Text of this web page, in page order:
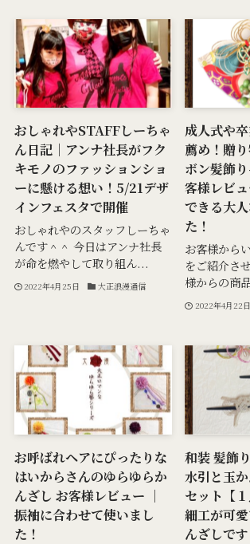
おしゃれやSTAFFしーちゃ
ん日記｜アンナ社長がフク
キモノのファッションショ
ーに懸ける想い！5/21デザ
インフェスタで開催
おしゃれやのスタッフしーちゃ
んです＾＾ 今日はアンナ社長
が命を燃やして取り組ん...
2022年4月25日 大正浪漫通信
成人式や
薦め！贈
ボン髪飾
客様レビ
できる大
た！
お客様から
をご紹介さ
様からの商
2022年4月22日
お呼ばれヘアにぴったりな
はいからさんのゆらゆらか
んざし お客様レビュー ｜
振袖に合わせて使いまし
た！
和装 髪飾
水引と玉
セット【
細工が可
んざしで